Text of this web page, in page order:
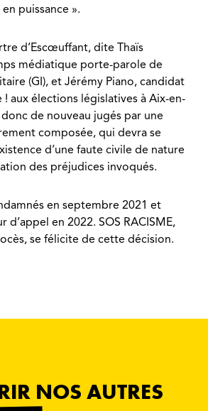
puissance ».
d’Escœuffant, dite Thaïs
médiatique porte-parole de
(GI), et Jérémy Piano, candidat
aux élections législatives à Aix-en-
de nouveau jugés par une
composée, qui devra se
d’une faute civile de nature
des préjudices invoqués.
en septembre 2021 et
d’appel en 2022. SOS RACISME,
se félicite de cette décision.
NOS AUTRES